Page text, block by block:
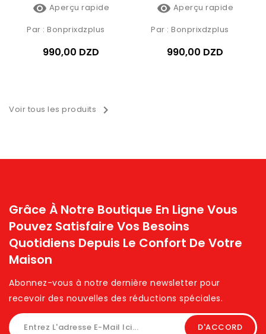
 Aperçu rapide
Par : Bonprixdzplus
990,00 DZD
 Aperçu rapide
Par : Bonprixdzplus
990,00 DZD
Voir tous les produits 
Grâce À Notre Boutique En Ligne Vous
Pouvez Satisfaire Vos Besoins
Quotidiens Depuis Le Confort De Votre
Maison
Abonnez-vous à notre dernière newsletter pour
recevoir des nouvelles des réductions spéciales. ​